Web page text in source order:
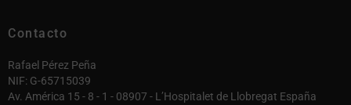
Contacto
Rafael Pérez Peña
NIF: G-65715039
Av. América 15 - 8 - 1 - 08907 - L’Hospitalet de Llobregat España